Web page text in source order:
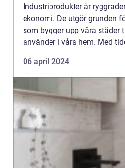
Industriprodukter är
ekonomi. De utgör grunden
som bygger upp våra städer
använder i våra hem. Med
06 april 2024